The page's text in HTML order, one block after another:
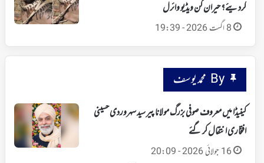
کردیئے؟ حیران کن ویڈیو وائرل
8 اگست 2026 - 19:39
By محمد یوسف
کینیڈا میں معروف صوفی بزرگ مولانا پیر سید سہروردی حسینی
افتخاری انتقال کر گئے
16 جولائی 2026 - 20:09